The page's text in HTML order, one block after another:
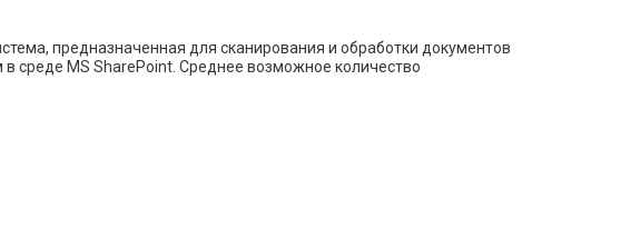
предназначенная для сканирования и обработки документов
среде MS SharePoint. Среднее возможное количество